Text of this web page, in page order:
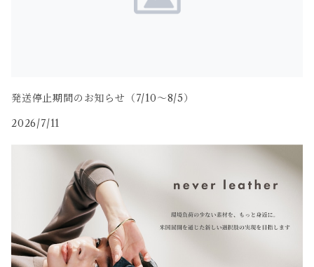
発送停止期間のお知らせ（7/10〜8/5）
2026/7/11